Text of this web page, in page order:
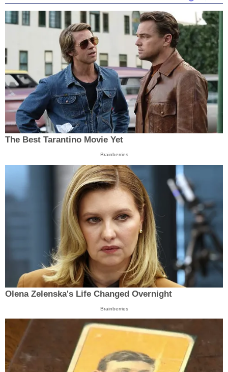
The Best Tarantino Movie Yet
Brainberries
Olena Zelenska's Life Changed Overnight
Brainberries